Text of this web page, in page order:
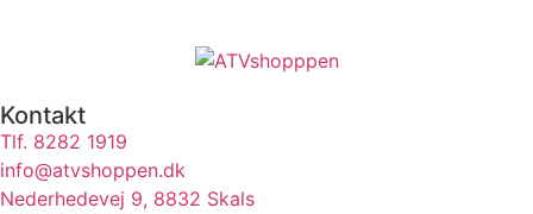
Kontakt
Tlf. 8282 1919
info@atvshoppen.dk
Nederhedevej 9, 8832 Skals